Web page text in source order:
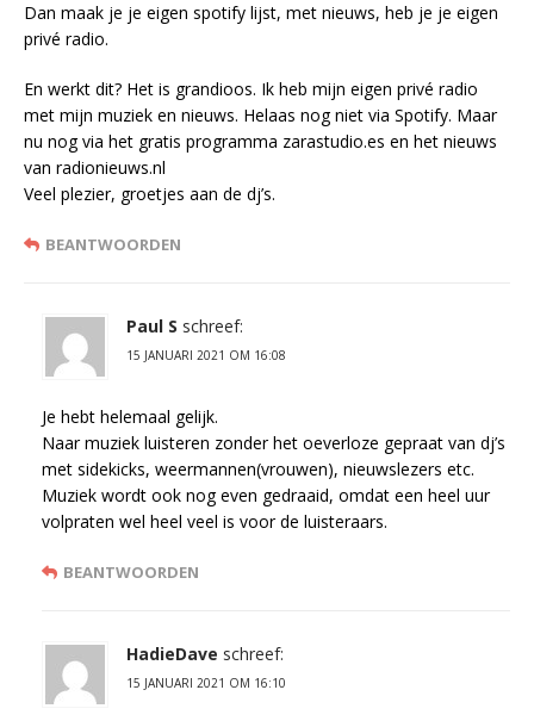
Dan maak je je eigen spotify lijst, met nieuws, heb je je eigen
privé radio.
En werkt dit? Het is grandioos. Ik heb mijn eigen privé radio
met mijn muziek en nieuws. Helaas nog niet via Spotify. Maar
nu nog via het gratis programma zarastudio.es en het nieuws
van radionieuws.nl
Veel plezier, groetjes aan de dj’s.
BEANTWOORDEN
Paul S schreef:
15 JANUARI 2021 OM 16:08
Je hebt helemaal gelijk.
Naar muziek luisteren zonder het oeverloze gepraat van dj’s
met sidekicks, weermannen(vrouwen), nieuwslezers etc.
Muziek wordt ook nog even gedraaid, omdat een heel uur
volpraten wel heel veel is voor de luisteraars.
BEANTWOORDEN
HadieDave schreef:
15 JANUARI 2021 OM 16:10